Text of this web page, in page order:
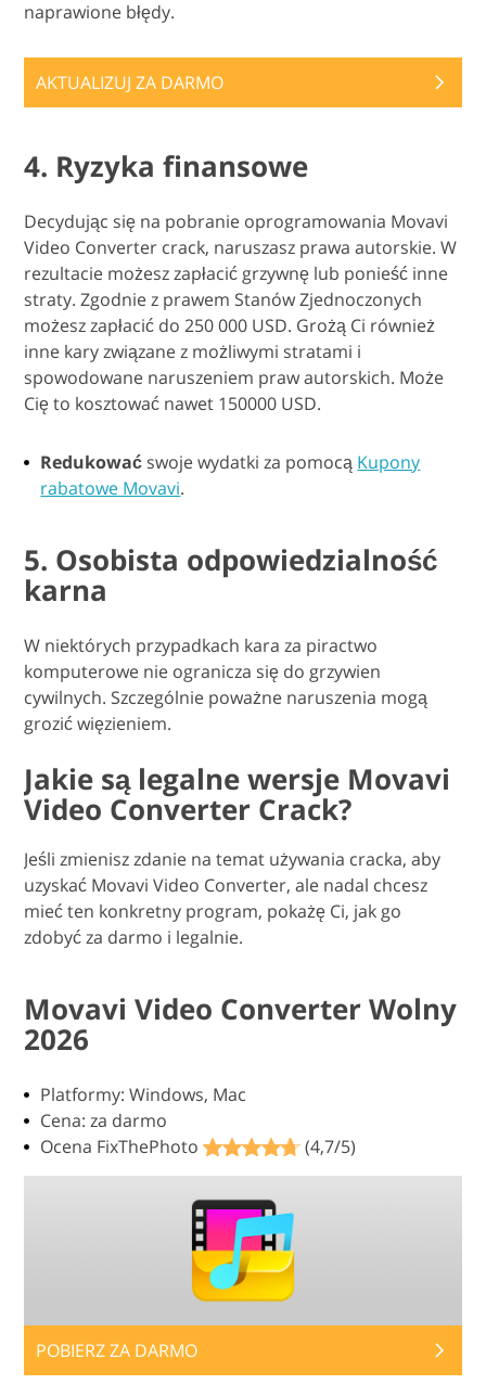
naprawione błędy.
AKTUALIZUJ ZA DARMO
4. Ryzyka finansowe
Decydując się na pobranie oprogramowania Movavi
Video Converter crack, naruszasz prawa autorskie. W
rezultacie możesz zapłacić grzywnę lub ponieść inne
straty. Zgodnie z prawem Stanów Zjednoczonych
możesz zapłacić do 250 000 USD. Grożą Ci również
inne kary związane z możliwymi stratami i
spowodowane naruszeniem praw autorskich. Może
Cię to kosztować nawet 150000 USD.
Redukować swoje wydatki za pomocą Kupony
rabatowe Movavi.
5. Osobista odpowiedzialność
karna
W niektórych przypadkach kara za piractwo
komputerowe nie ogranicza się do grzywien
cywilnych. Szczególnie poważne naruszenia mogą
grozić więzieniem.
Jakie są legalne wersje Movavi
Video Converter Crack?
Jeśli zmienisz zdanie na temat używania cracka, aby
uzyskać Movavi Video Converter, ale nadal chcesz
mieć ten konkretny program, pokażę Ci, jak go
zdobyć za darmo i legalnie.
Movavi Video Converter Wolny
2026
Platformy: Windows, Mac
Cena: za darmo
Ocena FixThePhoto
(4,7/5)
POBIERZ ZA DARMO